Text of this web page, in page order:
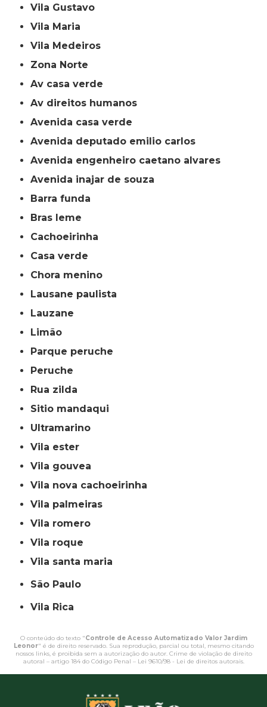
Vila Gustavo
Vila Maria
Vila Medeiros
Zona Norte
av casa verde
av direitos humanos
avenida casa verde
avenida deputado emilio carlos
avenida engenheiro caetano alvares
avenida inajar de souza
barra funda
bras leme
cachoeirinha
casa verde
chora menino
lausane paulista
lauzane
limão
parque peruche
peruche
rua zilda
sitio mandaqui
ultramarino
vila ester
vila gouvea
vila nova cachoeirinha
vila palmeiras
vila romero
vila roque
vila santa maria
São Paulo
Vila Rica
O conteúdo do texto "Controle de Acesso Automatizado Valor Jardim
Leonor" é de direito reservado. Sua reprodução, parcial ou total, mesmo citando
nossos links, é proibida sem a autorização do autor. Crime de violação de direito
autoral – artigo 184 do Código Penal – Lei 9610/98 - Lei de direitos autorais.